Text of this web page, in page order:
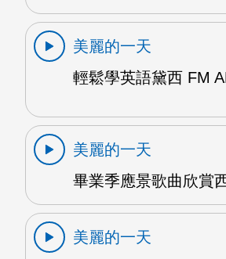
美麗的一天
輕鬆學英語黛西 FM
美麗的一天
畢業季應景歌曲欣賞
美麗的一天